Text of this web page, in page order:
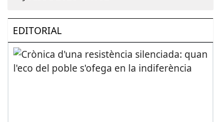
EDITORIAL